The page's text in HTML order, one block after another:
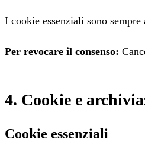
I cookie essenziali sono
Per revocare il consenso:
4. Cookie e
Cookie essenziali